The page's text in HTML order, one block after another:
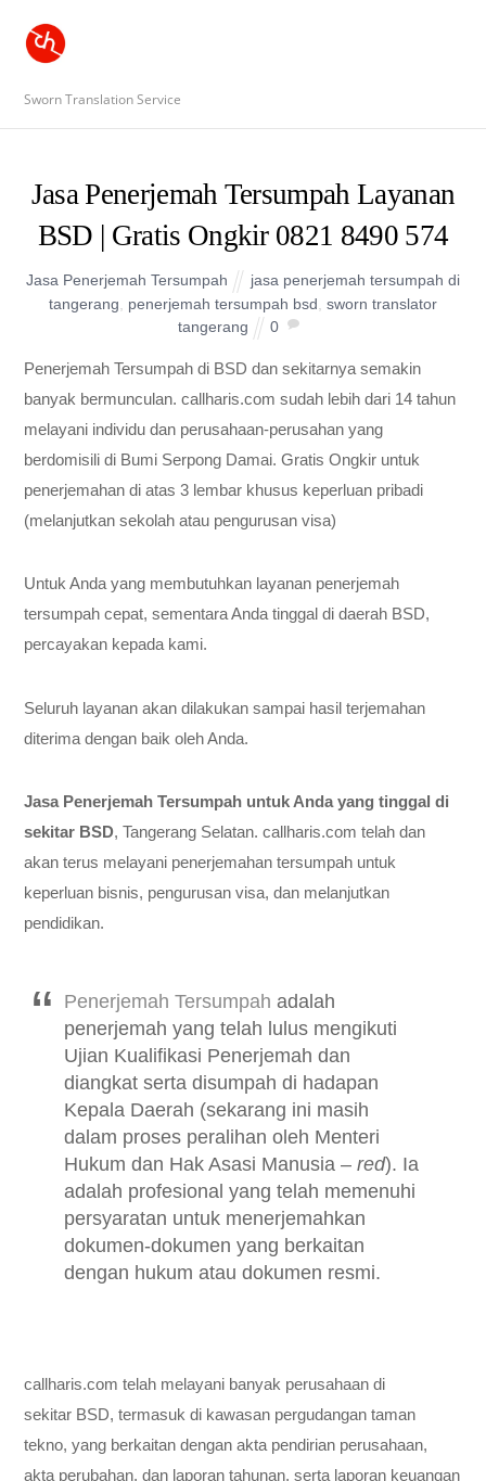
Sworn Translation Service
Jasa Penerjemah Tersumpah Layanan
BSD | Gratis Ongkir 0821 8490 574
Jasa Penerjemah Tersumpah
jasa penerjemah tersumpah di
tangerang
penerjemah tersumpah bsd sworn translator
tangerang
0
Penerjemah Tersumpah di BSD dan sekitarnya semakin
banyak bermunculan. callharis.com sudah lebih dari 14 tahun
melayani individu dan perusahaan-perusahan yang
berdomisili di Bumi Serpong Damai. Gratis Ongkir untuk
penerjemahan di atas 3 lembar khusus keperluan pribadi
(melanjutkan sekolah atau pengurusan visa)
Untuk Anda yang membutuhkan layanan penerjemah
tersumpah cepat, sementara Anda tinggal di daerah BSD,
percayakan kepada kami.
Seluruh layanan akan dilakukan sampai hasil terjemahan
diterima dengan baik oleh Anda.
Jasa Penerjemah Tersumpah untuk Anda yang tinggal di
sekitar BSD, Tangerang Selatan. callharis.com telah dan
akan terus melayani penerjemahan tersumpah untuk
keperluan bisnis, pengurusan visa, dan melanjutkan
pendidikan.
Penerjemah Tersumpah adalah
penerjemah yang telah lulus mengikuti
Ujian Kualifikasi Penerjemah dan
diangkat serta disumpah di hadapan
Kepala Daerah (sekarang ini masih
dalam proses peralihan oleh Menteri
Hukum dan Hak Asasi Manusia – red). Ia
adalah profesional yang telah memenuhi
persyaratan untuk menerjemahkan
dokumen-dokumen yang berkaitan
dengan hukum atau dokumen resmi.
callharis.com telah melayani banyak perusahaan di
sekitar BSD, termasuk di kawasan pergudangan taman
tekno, yang berkaitan dengan akta pendirian perusahaan,
akta perubahan, dan laporan tahunan, serta laporan keuangan